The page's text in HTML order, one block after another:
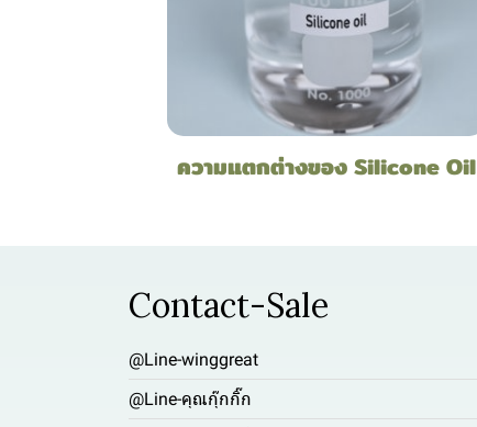
ความแตกต่างของ Silicone Oil
Contact-Sale
@Line-winggreat
@Line-คุณกุ๊กกิ๊ก